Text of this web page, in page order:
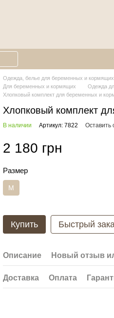
Одежда, белье для беременных и
Для беременных и кормящих
Одежда
Хлопковый комплект для беременных и
Хлопковый комплект
В наличии Артикул: 7822 Оставить
2 180 грн
Размер
M
Купить Быстрый
Описание Новый отзыв
Доставка Оплата